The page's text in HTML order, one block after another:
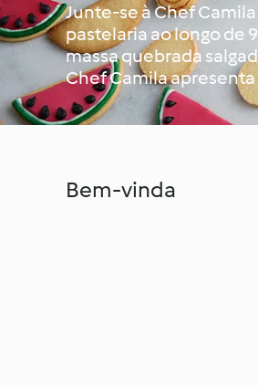
Junte-se à Chef
pastelaria ao longo de
massa quebrada
Chef Camila apresenta
Bem-vinda